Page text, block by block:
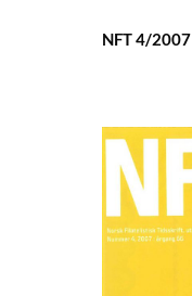
NFT 4/2007